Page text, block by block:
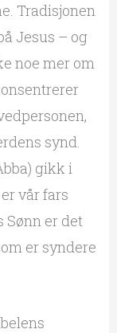
Tradisjonen
Jesus – og
noe mer om
synd.
gikk i
vår fars
Sønn er det
er syndere